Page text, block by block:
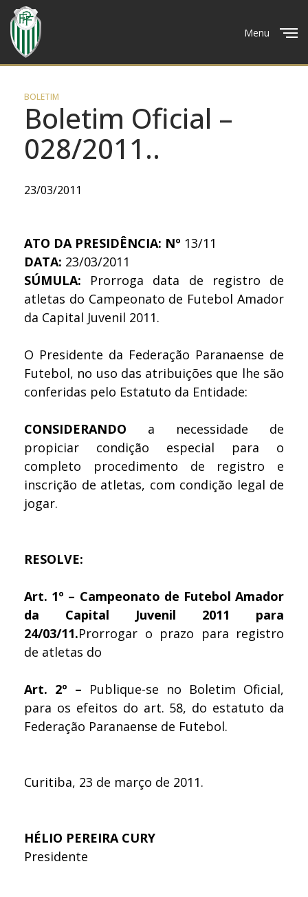
Menu
BOLETIM
Boletim Oficial –
028/2011..
23/03/2011
ATO DA PRESIDÊNCIA: Nº 13/11
DATA: 23/03/2011
SÚMULA: Prorroga data de registro de
atletas do Campeonato de Futebol Amador
da Capital Juvenil 2011.
O Presidente da Federação Paranaense de
Futebol, no uso das atribuições que lhe são
conferidas pelo Estatuto da Entidade:
CONSIDERANDO a necessidade de
propiciar condição especial para o
completo procedimento de registro e
inscrição de atletas, com condição legal de
jogar.
RESOLVE:
Art. 1º – Campeonato de Futebol Amador
da Capital Juvenil 2011 para
24/03/11.Prorrogar o prazo para registro
de atletas do
Art. 2º – Publique-se no Boletim Oficial,
para os efeitos do art. 58, do estatuto da
Federação Paranaense de Futebol.
Curitiba, 23 de março de 2011.
HÉLIO PEREIRA CURY
Presidente